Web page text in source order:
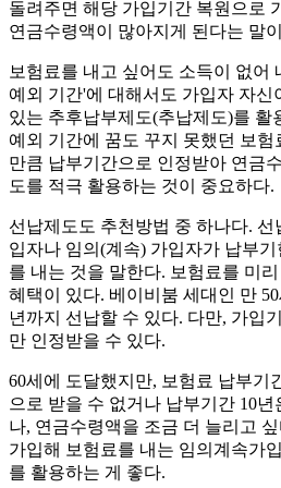
돌려주면 해당 가입기간 복원으로
연금수령액이 많아지게 된다는 말
보험료를 내고 싶어도 소득이 없어
예외 기간'에 대해서도 가입자 자신
있는 추후납부제도(추납제도)를 활
예외 기간에 꿈도 꾸지 못했던 보
만큼 납부기간으로 인정받아 연금
도를 적극 활용하는 것이 중요하다.
선납제도도 추천방법 중 하나다.
입자나 임의(계속) 가입자가 납부
를 내는 것을 말한다. 보험료를 미
혜택이 있다. 베이비붐 세대인 만
년까지 선납할 수 있다. 다만, 가입
만 인정받을 수 있다.
60세에 도달했지만, 보험료 납부기
으로 받을 수 없거나 납부기간 10
나, 연금수령액을 조금 더 늘리고
가입해 보험료를 내는 임의계속가
를 활용하는 게 좋다.